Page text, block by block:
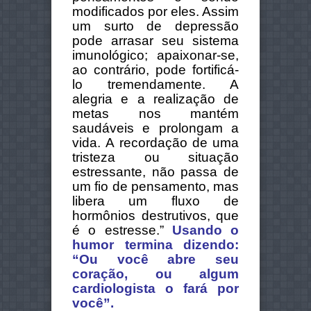
modificados por eles. Assim
um surto de depressão
pode arrasar seu sistema
imunológico; apaixonar-se,
ao contrário, pode fortificá-
lo tremendamente. A
alegria e a realização de
metas nos mantém
saudáveis e prolongam a
vida. A recordação de uma
tristeza ou situação
estressante, não passa de
um fio de pensamento, mas
libera um fluxo de
hormônios destrutivos, que
é o estresse.”Usando o
humor termina dizendo:
“Ou você abre seu
coração, ou algum
cardiologista o fará por
você”.